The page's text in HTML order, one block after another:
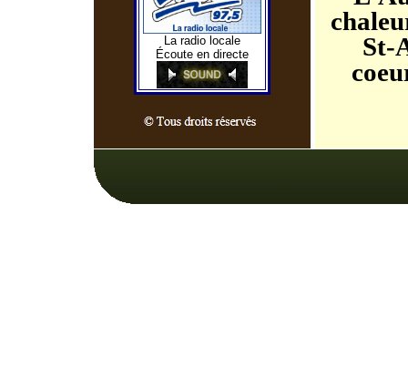
St-
La radio locale
Écoute en directe